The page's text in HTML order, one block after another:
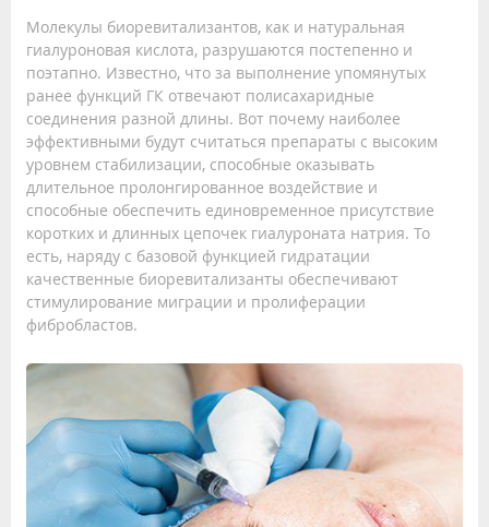
Молекулы биоревитализантов, как и натуральная
гиалуроновая кислота, разрушаются постепенно и
поэтапно. Известно, что за выполнение упомянутых
ранее функций ГК отвечают полисахаридные
соединения разной длины. Вот почему наиболее
эффективными будут считаться препараты с высоким
уровнем стабилизации, способные оказывать
длительное пролонгированное воздействие и
способные обеспечить единовременное присутствие
коротких и длинных цепочек гиалуроната натрия. То
есть, наряду с базовой функцией гидратации
качественные биоревитализанты обеспечивают
стимулирование миграции и пролиферации
фибробластов.